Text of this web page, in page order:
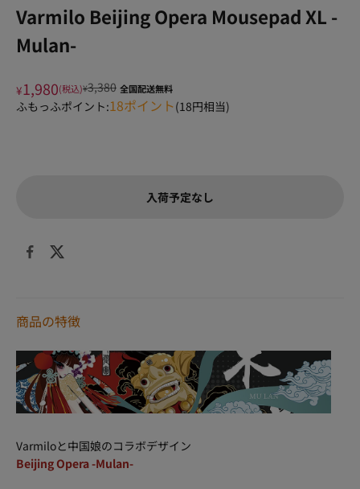
Varmilo Beijing Opera Mousepad XL -
Mulan-
¥1,980(税込)¥3,380 全国配送無料
ふもっふポイント:18ポイント(18円相当)
入荷予定なし
商品の特徴
Varmiloと中国娘のコラボデザイン
Beijing Opera -Mulan-